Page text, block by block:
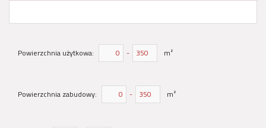
Powierzchnia użytkowa: - m²
Powierzchnia zabudowy: - m²